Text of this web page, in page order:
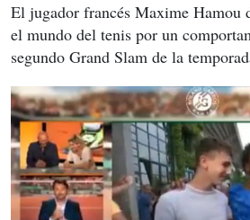
El jugador francés Maxime Hamou
el mundo del tenis por un
segundo Grand Slam de la